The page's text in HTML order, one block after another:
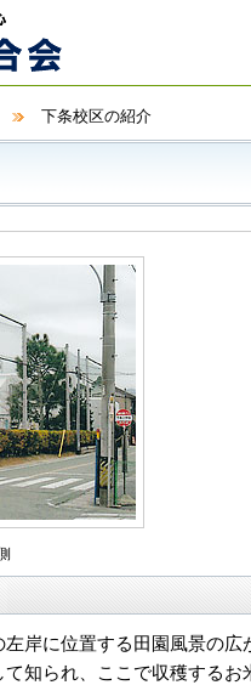
下条校区の紹介
岸に位置する田園風景の
知られ、ここで収穫する